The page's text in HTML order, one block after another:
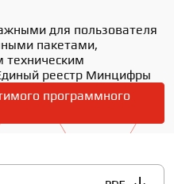
для пользователя
пакетами,
техническим
реестр Минцифры
программного